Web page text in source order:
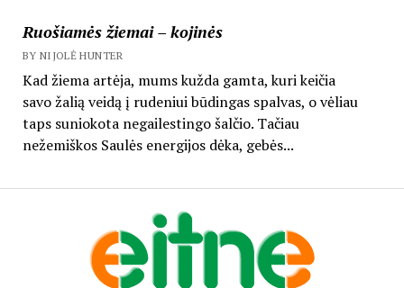
Ruošiamės žiemai – kojinės
BY NIJOLĖ HUNTER
Kad žiema artėja, mums kužda gamta, kuri keičia
savo žalią veidą į rudeniui būdingas spalvas, o vėliau
taps suniokota negailestingo šalčio. Tačiau
nežemiškos Saulės energijos dėka, gebės...